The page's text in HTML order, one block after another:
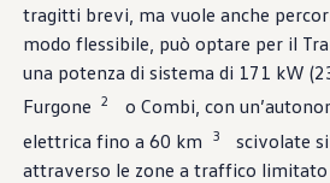
tragitti brevi, ma vuole anche
modo flessibile, può optare per il
una potenza di sistema di 171 kW
Furgone
2
o Combi, con
elettrica fino a 60 km
3
scivolate
attraverso le zone a traffico limitato